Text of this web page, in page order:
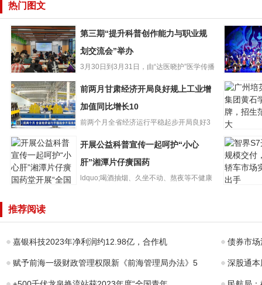
热门图文
第三期“提升科普
创作能力与职业
规划交流会”举办
第三期“提升科普创作能力与职业规
划交流会”举办
3月30日到3月31日，由“达医晓护”医学传播
再听折子
肃省13个
选国家级
前两月甘肃经济
开局良好规上工
业增加值同比增
长10
前两月甘肃经济开局良好规上工业增
加值同比增长10
前两个月全省经济运行平稳起步开局良好3
广州培英
团黄石学
牌，招生
大
开展公益科普宣
传一起呵护“小心
药
开展公益科普宣传一起呵护“小心
肝”湘潭片仔癀国药
ldquo;喝酒抽烟、久坐不动、熬夜等不健康
推荐阅读
嘉银科技2023年净利润约12.98亿，合作机 债券市
赋予前海一级财政管理权限新《前海管理局办法》5 深股通